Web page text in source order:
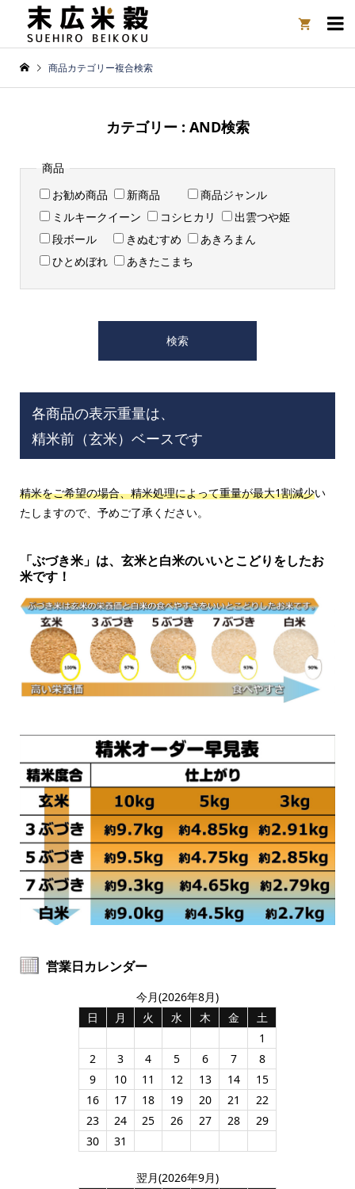

商品カテゴリー複合検索
カテゴリー : AND検索
商品
お勧め商品
新商品
商品ジャンル
ミルキークイーン
コシヒカリ
出雲つや姫
段ボール
きぬむすめ
あきろまん
ひとめぼれ
あきたこまち
各商品の表示重量は、
精米前（玄米）ベースです
精米をご希望の場合、精米処理によって重量が最大1割減少い
たしますので、予めご了承ください。
「ぶづき米」は、玄米と白米のいいとこどりをしたお
米です！
営業日カレンダー
今月(2026年8月)
日
月 火 水 木 金
土
1
2
3 4 5 6 7
8
9
10 11 12 13 14
15
16
17 18 19 20 21
22
23
24 25 26 27 28
29
30
31
翌月(2026年9月)